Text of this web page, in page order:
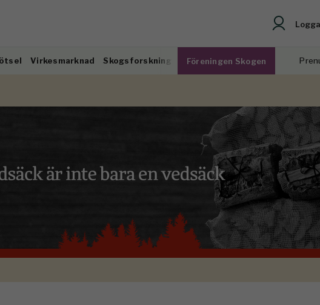
Virkesmarknad Skogsforskning Föreningen Skogen